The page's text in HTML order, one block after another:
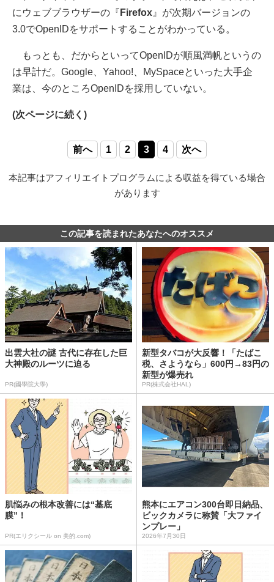
にウェブブラウザーの『 Firefox 』が次期バージョンの
3.0でOpenIDをサポートすることがわかっている。
もっとも、だからといってOpenIDが順風満帆というの
は早計だ。Google、Yahoo!、MySpaceといった大手企
業は、今のところOpenIDを採用していない。
(次ページに続く)
前へ 1 2 3 4 次へ
本記事はアフィリエイトプログラムによる収益を得ている場合
があります
この記事を読まれたあなたへのオススメ
出雲大社の謎 古代に存在した巨
大神殿のルーツに迫る
PR(國學院大學)
新型タバコが大反響！「たばこ
税、さようなら」600円→83円の
新型が爆売れ
PR(株式会社HAL)
肌悩みの根本改善には“基底
膜”！
PR(エリクシール on 美的.com)
熊本にエアコン300台即日納品、
ビックカメラに称賛「大ファイ
ンプレー」
2026年7月30日